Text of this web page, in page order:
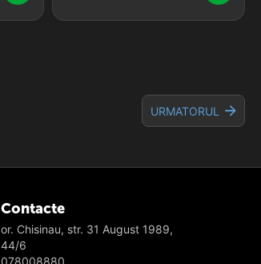
URMATORUL
Contacte
or. Chisinau, str. 31 August 1989,
44/6
078008880